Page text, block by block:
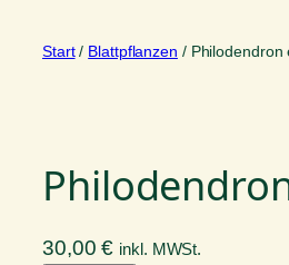
Start/ Blattpflanzen / Philodendron
30,00€ inkl. MWSt.